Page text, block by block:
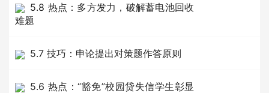
5.8 热点：多方发力，破解蓄电池回收
难题
5.7 技巧：申论提出对策题作答原则
5.6 热点：“豁免”校园贷失信学生彰显